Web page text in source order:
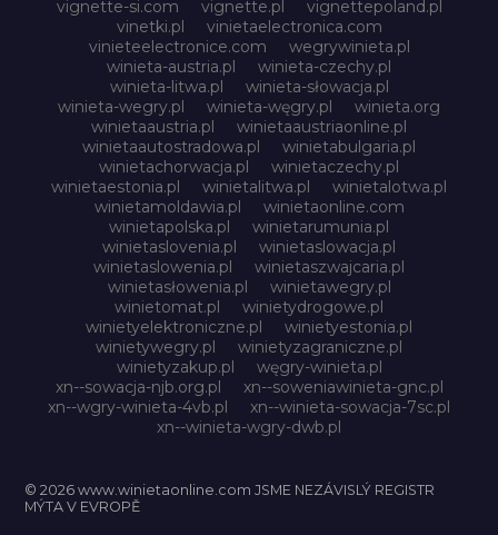
vignette-si.com
vignette.pl
vignettepoland.pl
vinetki.pl
vinietaelectronica.com
vinieteelectronice.com
wegrywinieta.pl
winieta-austria.pl
winieta-czechy.pl
winieta-litwa.pl
winieta-słowacja.pl
winieta-wegry.pl
winieta-węgry.pl
winieta.org
winietaaustria.pl
winietaaustriaonline.pl
winietaautostradowa.pl
winietabulgaria.pl
winietachorwacja.pl
winietaczechy.pl
winietaestonia.pl
winietalitwa.pl
winietalotwa.pl
winietamoldawia.pl
winietaonline.com
winietapolska.pl
winietarumunia.pl
winietaslovenia.pl
winietaslowacja.pl
winietaslowenia.pl
winietaszwajcaria.pl
winietasłowenia.pl
winietawegry.pl
winietomat.pl
winietydrogowe.pl
winietyelektroniczne.pl
winietyestonia.pl
winietywegry.pl
winietyzagraniczne.pl
winietyzakup.pl
węgry-winieta.pl
xn--sowacja-njb.org.pl
xn--soweniawinieta-gnc.pl
xn--wgry-winieta-4vb.pl
xn--winieta-sowacja-7sc.pl
xn--winieta-wgry-dwb.pl
© 2026 www.winietaonline.com JSME NEZÁVISLÝ REGISTR
MÝTA V EVROPĚ